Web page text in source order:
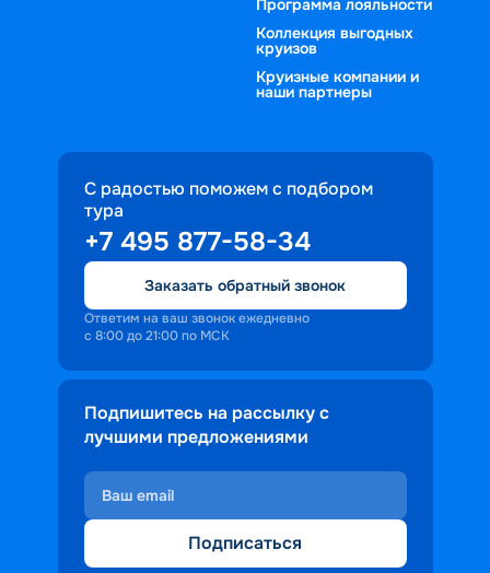
Коллекция выгодных
круизов
Круизные компании и
наши партнеры
С радостью поможем с подбором
тура
+7 495 877-58-34
Заказать обратный звонок
Ответим на ваш звонок ежедневно
с 8:00 до 21:00 по МСК
Подпишитесь на рассылку с
лучшими предложениями
Подписаться